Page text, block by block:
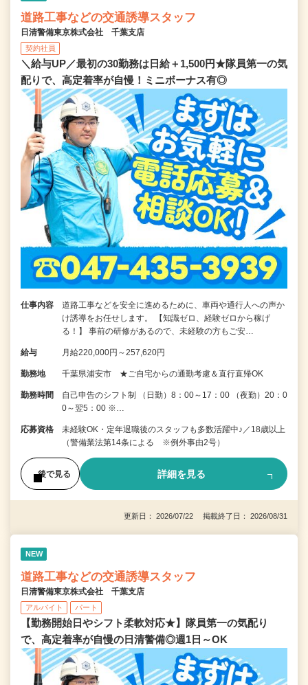
道路工事などの交通誘導スタッフ
日清警備東京株式会社 千葉支店
契約社員
＼給与UP／最初の30勤務は日給＋1,500円★隊員第一の気
配りで、高定着率が自慢！ミニボーナス有◎
仕事内容
道路工事などを安全に進めるために、車両や通行人への声か
け誘導をお任せします。 【知識ゼロ、経験ゼロから稼げ
る！】 事前の研修があるので、未経験の方もご安…
給与 月給220,000円～257,620円
勤務地 千葉県浦安市 ★ご自宅からの通勤考慮＆直行直帰OK
勤務時間
自己申告のシフト制 （日勤）8：00～17：00 （夜勤）20：0
0～翌5：00 ※…
応募資格
未経験OK・定年退職後のスタッフも多数活躍中♪／18歳以上
（警備業法第14条による ※例外事由2号）
後で見る 詳細を見る
更新日： 2026/07/22 掲載終了日： 2026/08/31
NEW
道路工事などの交通誘導スタッフ
日清警備東京株式会社 千葉支店
アルバイト パート
【勤務開始日やシフト柔軟対応★】隊員第一の気配り
で、高定着率が自慢の日清警備◎週1日～OK